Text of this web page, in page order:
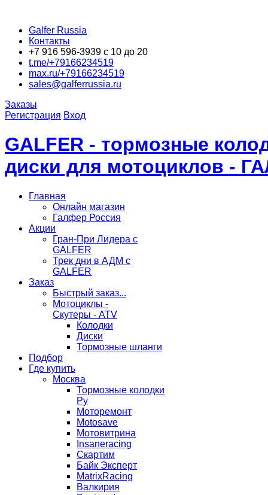
Galfer Russia
Контакты
+7 916 596-3939 с 10 до 20
t.me/+79166234519
max.ru/+79166234519
sales@galferrussia.ru
Заказы
Регистрация Вход
GALFER - тормозные
диски для мотоциклов -
Главная
Онлайн магазин
Галфер Россия
Акции
Гран-При Лидера c
GALFER
Трек дни в АДМ с
GALFER
Заказ
Быстрый заказ...
Мотоциклы -
Скутеры - ATV
Колодки
Диски
Тормозные шланги
Подбор
Где купить
Москва
Тормозные колодки
Ру
Моторемонт
Motosave
Мотовитрина
Insaneracing
Скартим
Байк Эксперт
MatrixRacing
Валкирия